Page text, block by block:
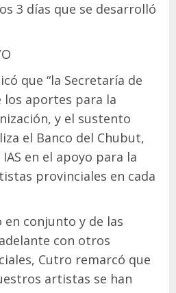
3 días que se desarrolló
que “la Secretaría de
los aportes para la
y el sustento
el Banco del Chubut,
en el apoyo para la
provinciales en cada
conjunto y de las
con otros
Cutro remarcó que
artistas se han